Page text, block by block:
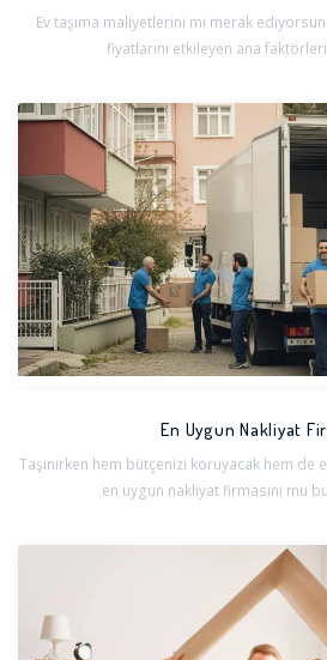
Ev taşıma maliyetlerini mi merak
fiyatlarını etkileyen ana
En Uygun Nakliyat
Taşınırken hem bütçenizi koruyacak hem de
en uygun nakliyat firmasını mu